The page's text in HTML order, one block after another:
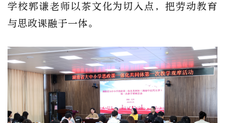
学校郭谦老师以茶文化为切入点，把劳动教育
与思政课融于一体。